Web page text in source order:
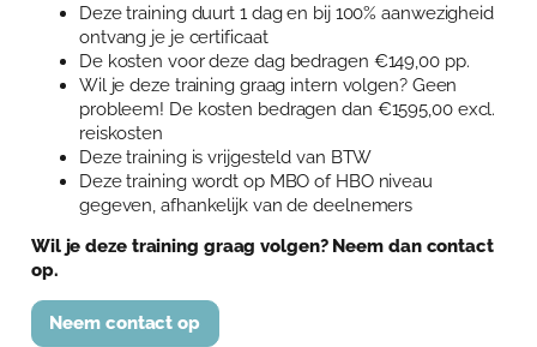
Deze training duurt 1 dag en bij 100% aanwezigheid
ontvang je je certificaat
De kosten voor deze dag bedragen €149,00 pp.
Wil je deze training graag intern volgen? Geen
probleem! De kosten bedragen dan €1595,00 excl.
reiskosten
Deze training is vrijgesteld van BTW
Deze training wordt op MBO of HBO niveau
gegeven, afhankelijk van de deelnemers
Wil je deze training graag volgen? Neem dan contact
op.
Neem contact op